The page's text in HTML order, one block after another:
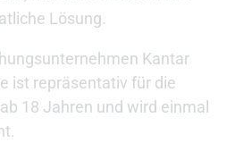
Lösung.
Kantar
ist repräsentativ für die
18 Jahren und wird einmal